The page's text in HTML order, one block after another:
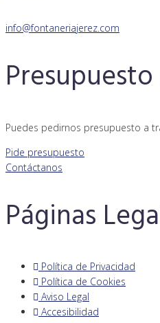
info@fontaneriajerez.com
Puedes pedirnos presupuesto a
Pide presupuesto
Contáctanos
Páginas
Política de Privacidad
Política de Cookies
Aviso Legal
Accesibilidad